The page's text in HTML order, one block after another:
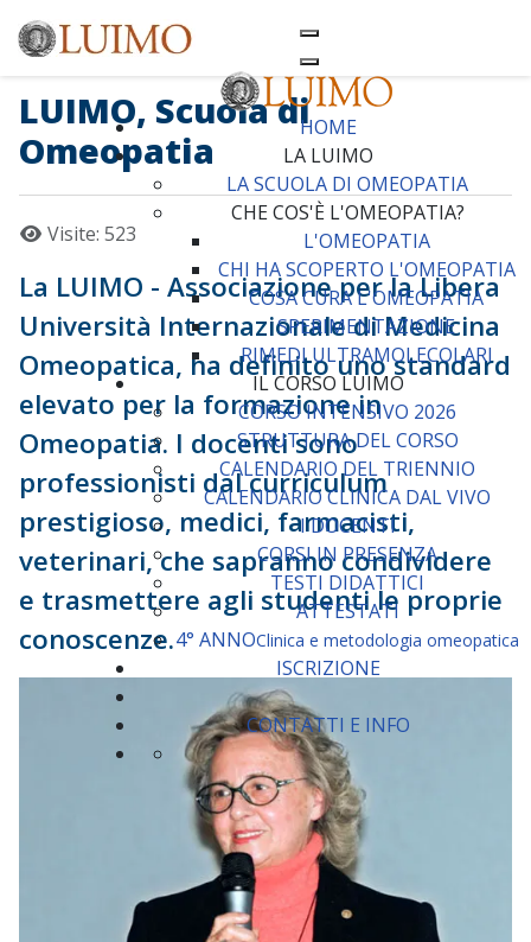
HOME
LA LUIMO
LA SCUOLA DI OMEOPATIA
CHE COS'È L'OMEOPATIA?
L'OMEOPATIA
CHI HA SCOPERTO L'OMEOPATIA
COSA CURA L'OMEOPATIA
SPERIMENTAZIONE
RIMEDI ULTRAMOLECOLARI
IL CORSO LUIMO
CORSO INTENSIVO 2026
STRUTTURA DEL CORSO
CALENDARIO DEL TRIENNIO
CALENDARIO CLINICA DAL VIVO
I DOCENTI
CORSI IN PRESENZA
TESTI DIDATTICI
ATTESTATI
4° ANNOClinica e metodologia omeopatica
ISCRIZIONE
CONTATTI E INFO
LUIMO, Scuola di
Omeopatia
Dettagli
Visite: 523
La LUIMO - Associazione per la Libera
Università Internazionale di Medicina
Omeopatica, ha definito uno standard
elevato per la formazione in
Omeopatia. I docenti sono
professionisti dal curriculum
prestigioso, medici, farmacisti,
veterinari, che sapranno condividere
e trasmettere agli studenti le proprie
conoscenze.